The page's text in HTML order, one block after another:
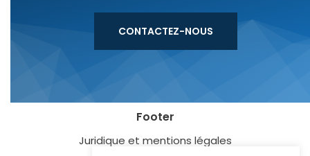
CONTACTEZ-NOUS
Footer
Juridique et mentions légales